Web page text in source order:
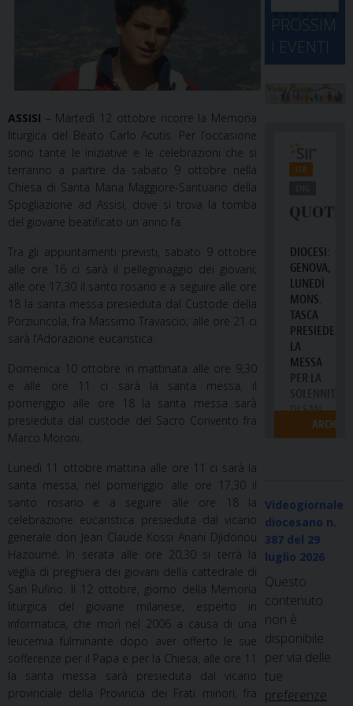
ASSISI – Martedì 12 ottobre ricorre la Memoria
liturgica del Beato Carlo Acutis. Per l’occasione
sono tante le iniziative e le celebrazioni che si
terranno a partire da sabato 9 ottobre nella
Chiesa di Santa Maria Maggiore-Santuario della
Spogliazione ad Assisi, dove si trova la tomba
del giovane beatificato un anno fa.
Tra gli appuntamenti previsti, sabato 9 ottobre
alle ore 16 ci sarà il pellegrinaggio dei giovani;
alle ore 17,30 il santo rosario e a seguire alle ore
18 la santa messa presieduta dal Custode della
Porziuncola, fra Massimo Travascio; alle ore 21 ci
sarà l’Adorazione eucaristica.
Domenica 10 ottobre in mattinata alle ore 9,30
e alle ore 11 ci sarà la santa messa, il
pomeriggio alle ore 18 la santa messa sarà
presieduta dal custode del Sacro Convento fra
Marco Moroni.
Lunedì 11 ottobre mattina alle ore 11 ci sarà la
santa messa, nel pomeriggio alle ore 17,30 il
santo rosario e a seguire alle ore 18 la
celebrazione eucaristica presieduta dal vicario
generale don Jean Claude Kossi Anani Djidonou
Hazoumé. In serata alle ore 20,30 si terrà la
veglia di preghiera dei giovani della cattedrale di
San Rufino. Il 12 ottobre, giorno della Memoria
liturgica del giovane milanese, esperto in
informatica, che morì nel 2006 a causa di una
leucemia fulminante dopo aver offerto le sue
sofferenze per il Papa e per la Chiesa, alle ore 11
la santa messa sarà presieduta dal vicario
provinciale della Provincia dei Frati minori, fra
2
4
2
5
2
6
2
7
2
8
2
9
3
0
3
1 1 2 3 4 5 6
PROSSIM
I EVENTI
Videogiornale
diocesano n.
387 del 29
luglio 2026
Questo
contenuto
non è
disponibile
per via delle
tue
preferenze